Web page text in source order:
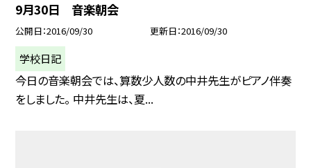
9月30日 音楽朝会
公開日 2016/09/30 更新日 2016/09/30
学校日記
今日の音楽朝会では、算数少人数の中井先生がピアノ伴奏
をしました。 中井先生は、夏...